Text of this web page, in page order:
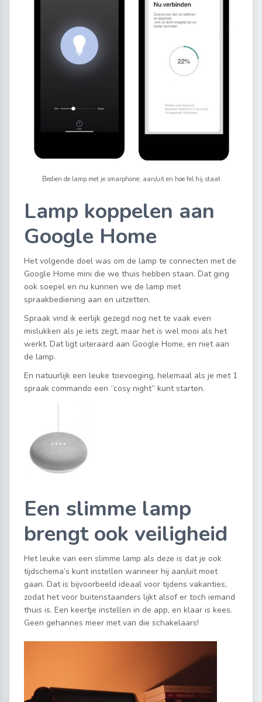
Bedien de lamp met je smarphone; aan/uit en hoe fel hij staat
Lamp koppelen aan
Google Home
Het volgende doel was om de lamp te connecten met de
Google Home mini die we thuis hebben staan. Dat ging
ook soepel en nu kunnen we de lamp met
spraakbediening aan en uitzetten.
Spraak vind ik eerlijk gezegd nog net te vaak even
mislukken als je iets zegt, maar het is wel mooi als het
werkt. Dat ligt uiteraard aan Google Home, en niet aan
de lamp.
En natuurlijk een leuke toevoeging, helemaal als je met 1
spraak commando een “cosy night” kunt starten.
Een slimme lamp
brengt ook veiligheid
Het leuke van een slimme lamp als deze is dat je ook
tijdschema’s kunt instellen wanneer hij aan/uit moet
gaan. Dat is bijvoorbeeld ideaal voor tijdens vakanties,
zodat het voor buitenstaanders lijkt alsof er toch iemand
thuis is. Een keertje instellen in de app, en klaar is kees.
Geen gehannes meer met van die schakelaars!